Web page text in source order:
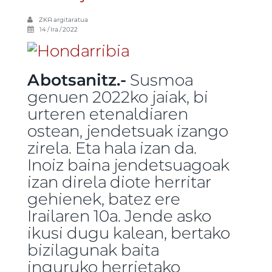
ZKA argitaratua
14 / Ira / 2022
Abotsanitz.- Susmoa
genuen 2022ko jaiak, bi
urteren etenaldiaren
ostean, jendetsuak izango
zirela. Eta hala izan da.
Inoiz baina jendetsuagoak
izan direla diote herritar
gehienek, batez ere
Irailaren 10a. Jende asko
ikusi dugu kalean, bertako
bizilagunak baita
inguruko herrietako